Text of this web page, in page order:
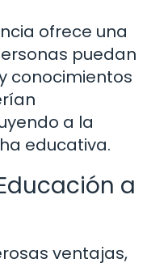
ofrece una
puedan
conocimientos
a la
educativa.
a
ventajas,